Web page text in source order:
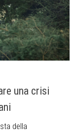
una crisi
della